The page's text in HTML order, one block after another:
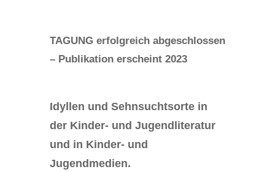
TAGUNG erfolgreich abgeschlossen
– Publikation erscheint 2023
Idyllen und Sehnsuchtsorte in
der Kinder- und Jugendliteratur
und in Kinder- und
Jugendmedien.